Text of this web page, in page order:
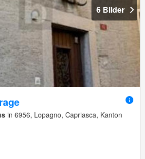
6 Bilder
in 6956, Lopagno, Capriasca, Kanton